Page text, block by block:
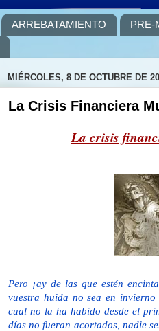
ARREBATAMIENTO PRE-
MIÉRCOLES, 8 DE OCTUBRE DE
La Crisis Financiera
La crisis
Pero ¡ay de las que estén
vuestra huida no sea en
cual no la ha habido desde el
días no fueran acortados, nadie